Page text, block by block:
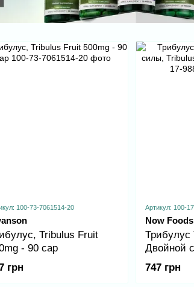
100-73-7061514-20
Tribulus Fruit
- 90 cap
грн
Артикул: 100-
Now Foods
Трибулус
Двойной
1000mg -
747 грн